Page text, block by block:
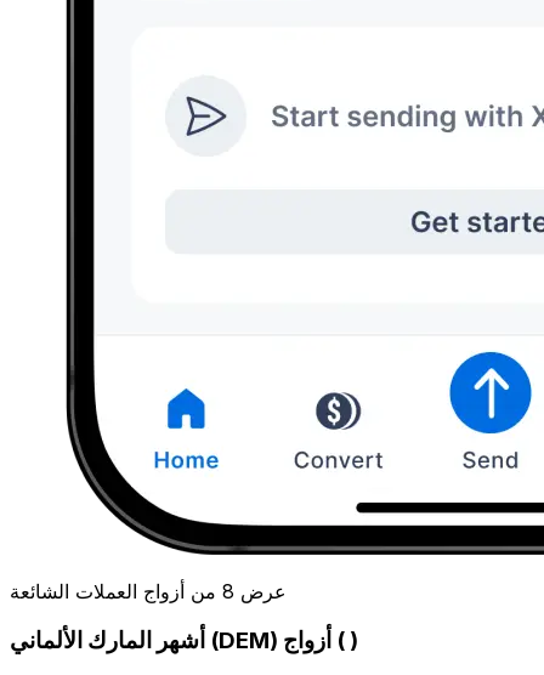
عرض 8 من أزواج العملات الشائعة
أشهر المارك الألماني (DEM) أزواج ( )